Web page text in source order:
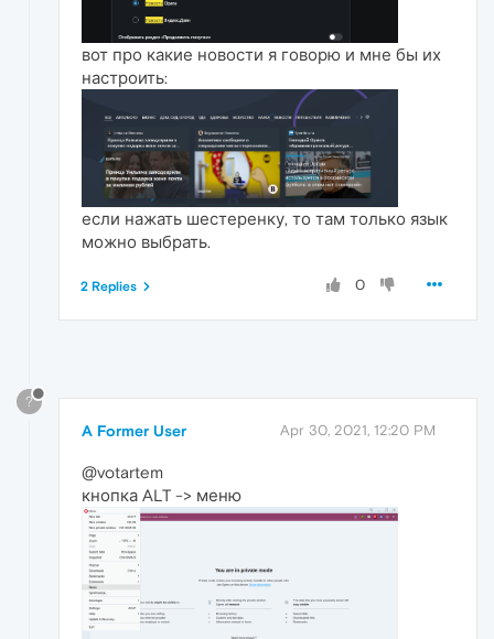
вот про какие новости я говорю и мне бы их
настроить:
если нажать шестеренку, то там только язык
можно выбрать.
0
2 Replies
?
A Former User Apr 30, 2021, 12:20 PM
@votartem
кнопка ALT -> меню